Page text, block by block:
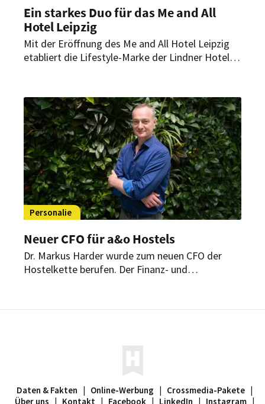
Ein starkes Duo für das Me and All
Hotel Leipzig
Mit der Eröffnung des Me and All Hotel Leipzig
etabliert die Lifestyle-Marke der Lindner Hotel
steht ein erfahrenes Führungsteam.
Personalie
Neuer CFO für a&o Hostels
Dr. Markus Harder wurde zum neuen CFO der
Hostelkette berufen. Der Finanz- und
Daten & Fakten | Online-Werbung | Crossmedia-Pakete |
Über uns | Kontakt | Facebook | LinkedIn | Instagram |